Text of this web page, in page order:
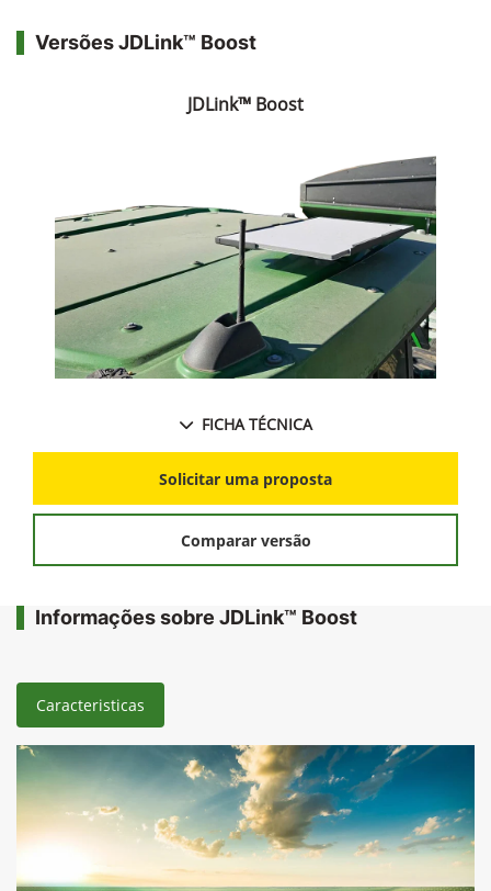
Versões JDLink™ Boost
JDLink™ Boost
FICHA TÉCNICA
Solicitar uma proposta
Comparar versão
Informações sobre JDLink™ Boost
Caracteristicas